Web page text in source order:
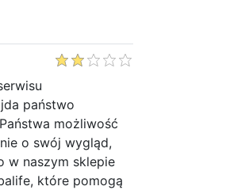
państwo
możliwość
o swój wygląd,
w naszym sklepie
które pomogą